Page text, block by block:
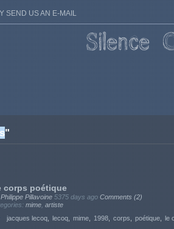
SEND US AN E-MAIL
"
corps poétique
Philippe Pillavoine 5375 days ago Comments (2)
mime artiste
jacques lecoq
lecoq mime 1998 corps poétique le